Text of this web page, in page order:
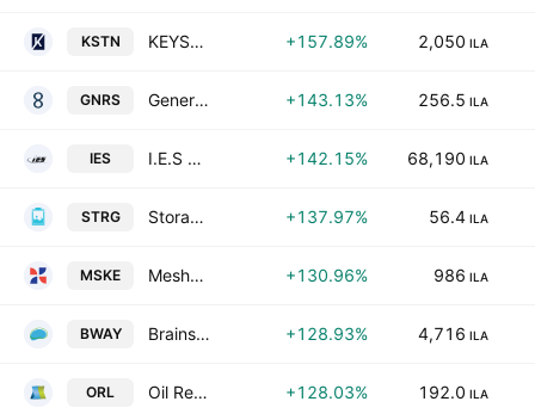
KSTN KEYSTONE INFRA LTD +157.89% 2,050 ILA
GNRS Generation Capital Ltd. +143.13% 256.5 ILA
IES I.E.S Holdings Ltd. +142.15% 68,190 ILA
STRG Storage Drop Storage Technologies LTD +137.97% 56.4 ILA
MSKE Meshek Energy Renewable Energies Ltd. +130.96% 986 ILA
BWAY Brainsway Ltd +128.93% 4,716 ILA
ORL Oil Refineries Ltd. +128.03% 192.0 ILA